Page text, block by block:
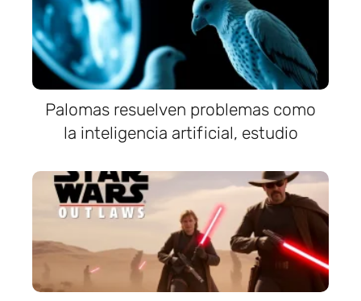
Palomas resuelven problemas como
la inteligencia artificial, estudio